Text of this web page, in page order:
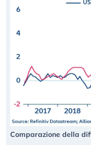
Comparazione della